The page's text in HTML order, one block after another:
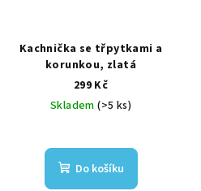
Kachnička se třpytkami a
korunkou, zlatá
299 Kč
Skladem(>5 ks)
Do košíku